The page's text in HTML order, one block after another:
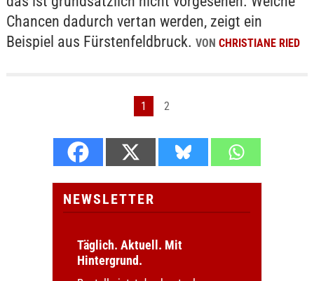
Chancen dadurch vertan werden, zeigt ein
Beispiel aus Fürstenfeldbruck. VON CHRISTIANE RIED
1 2
NEWSLETTER
Täglich. Aktuell. Mit
Hintergrund.